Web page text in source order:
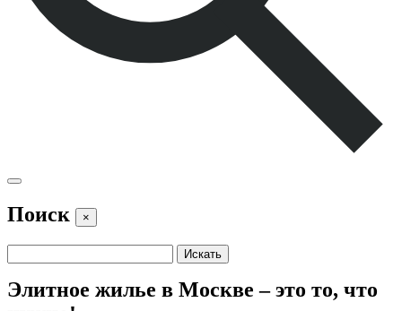
Поиск ×
Элитное жилье в Москве – это то, что